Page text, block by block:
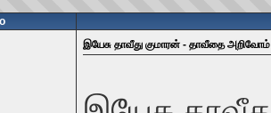
இயேசு தாவீது குமாரன் - தாவீதை அறிவோம்